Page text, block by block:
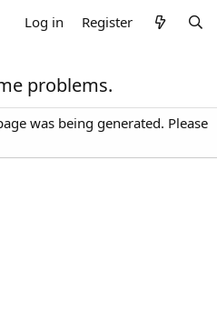
Log in Register
problems.
was being generated. Please